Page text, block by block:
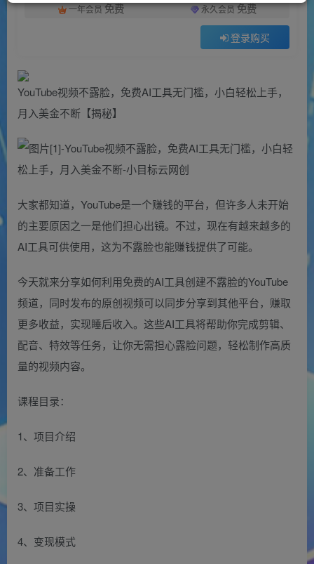
一年会员免费 永久会员免费
登录购买
YouTube视频不露脸，免费AI工具无门槛，小白轻松上手，
月入美金不断【揭秘】
大家都知道，YouTube是一个赚钱的平台，但许多人未开始
的主要原因之一是他们担心出镜。不过，现在有越来越多的
AI工具可供使用，这为不露脸也能赚钱提供了可能。
今天就来分享如何利用免费的AI工具创建不露脸的YouTube
频道，同时发布的原创视频可以同步分享到其他平台，赚取
更多收益，实现睡后收入。这些AI工具将帮助你完成剪辑、
配音、特效等任务，让你无需担心露脸问题，轻松制作高质
量的视频内容。
课程目录：
1、项目介绍
2、准备工作
3、项目实操
4、变现模式